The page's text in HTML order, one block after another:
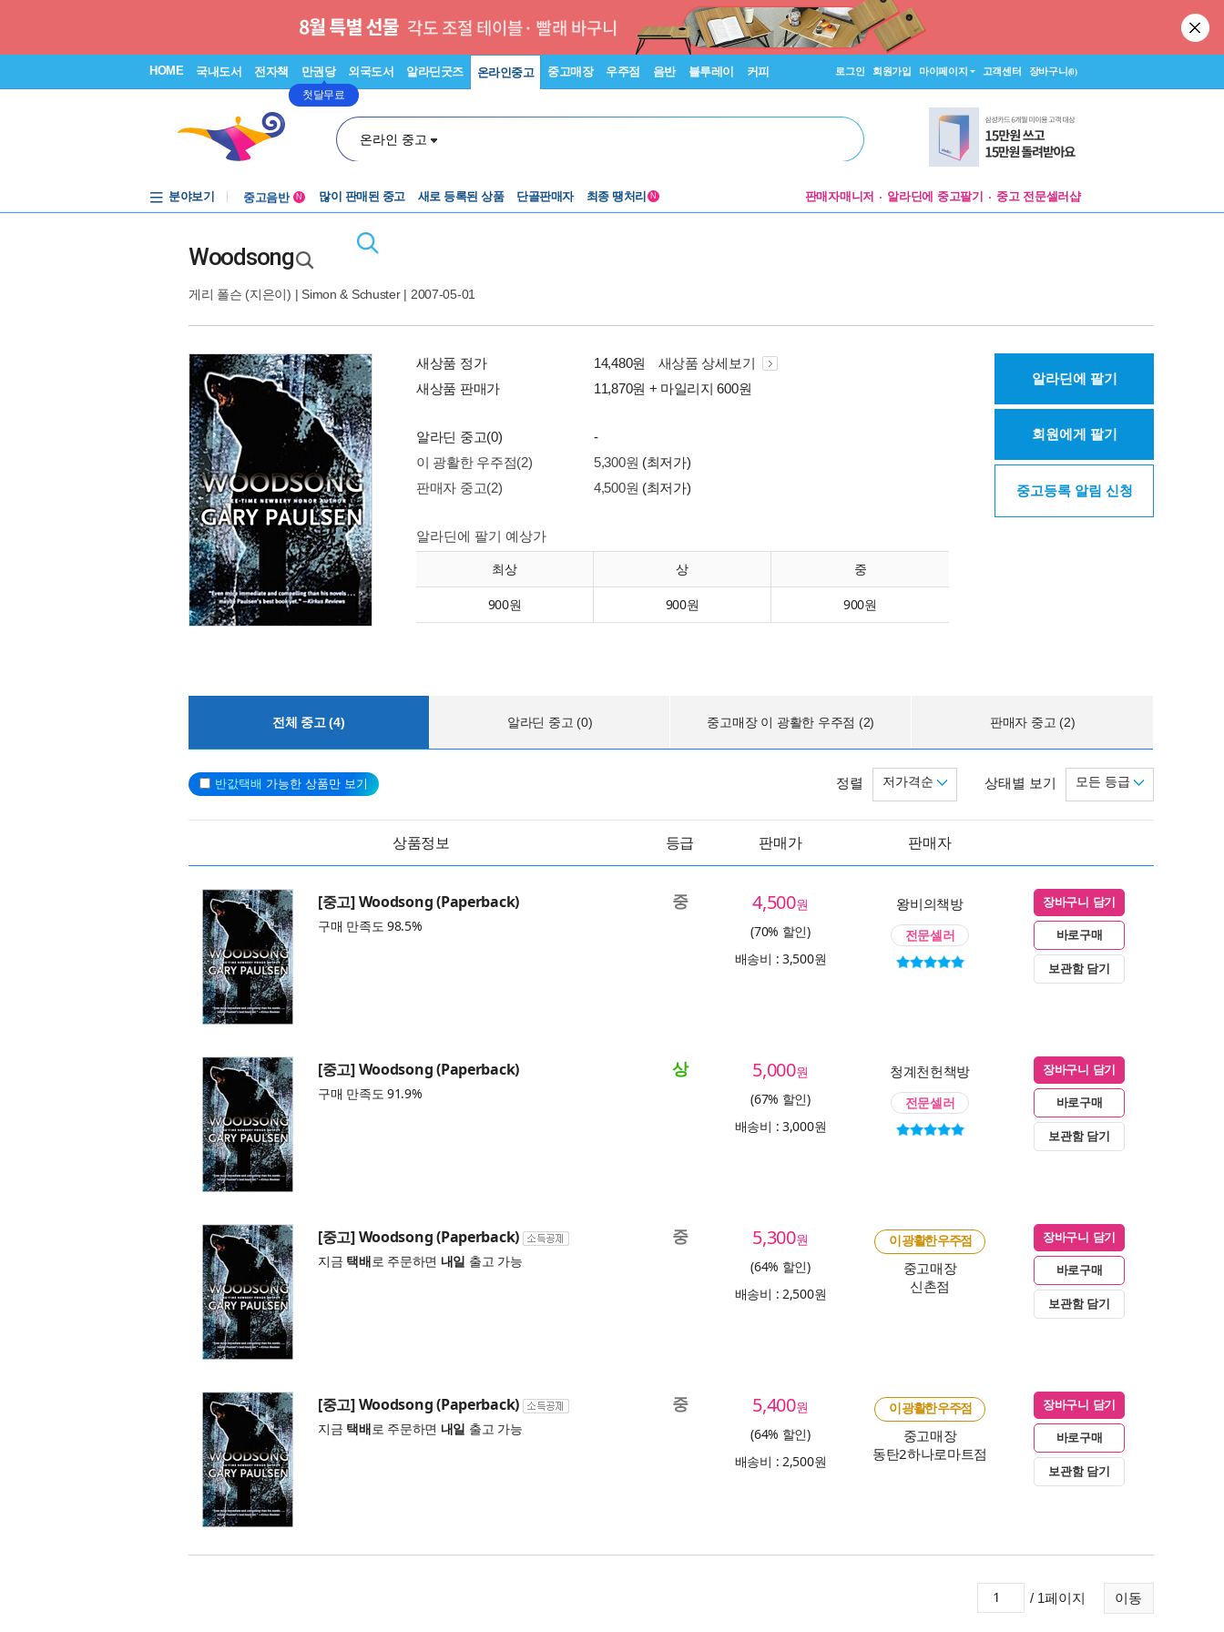
HOME 국내도서 전자책 만권당
첫달무료
외국도서 알라딘굿즈 온라인중고 중고매장 우주점 음반 블루레이 커피 로그인 회원가입 마이페이지 고객센터 장바구니(0)
온라인 중고
분야보기
중고음반
N 많이 판매된 중고 새로 등록된 상품 단골판매자 최종 땡처리 N 판매자매니저 알라딘에 중고팔기 중고 전문셀러샵
Woodsong
게리 폴슨 (지은이) | Simon & Schuster| 2007-05-01
새상품 정가 14,480원
새상품 상세보기
새상품 판매가
11,870원 + 마일리지 600원
알라딘 중고(0)
-
이 광활한 우주점(2)
5,300원 (최저가)
판매자 중고(2)
4,500원 (최저가)
알라딘에 팔기 예상가
최상 상 중
900원 900원 900원
알라딘에 팔기
회원에게 팔기
중고등록 알림 신청
전체 중고 (4) 알라딘 중고 (0) 중고매장 이 광활한 우주점 (2) 판매자 중고 (2)
반값택배 가능한 상품만 보기 상태별 보기 모든 등급
정렬 저가격순
상품정보 등급 판매가 판매자
[중고] Woodsong (Paperback)
구매 만족도 98.5%
중 4,500원
(70% 할인)
배송비 : 3,500원
왕비의책방
전문셀러
장바구니 담기
바로구매
보관함 담기
[중고] Woodsong (Paperback)
구매 만족도 91.9%
상 5,000원
(67% 할인)
배송비 : 3,000원
청계천헌책방
전문셀러
장바구니 담기
바로구매
보관함 담기
[중고] Woodsong (Paperback)
지금 택배로 주문하면 내일 출고 가능
중 5,300원
(64% 할인)
배송비 : 2,500원
이 광활한 우주점
중고매장
신촌점
장바구니 담기
바로구매
보관함 담기
[중고] Woodsong (Paperback)
지금 택배로 주문하면 내일 출고 가능
중 5,400원
(64% 할인)
배송비 : 2,500원
이 광활한 우주점
중고매장
동탄2하나로마트점
장바구니 담기
바로구매
보관함 담기
이동
/ 1페이지